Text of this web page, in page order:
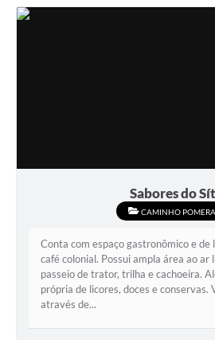
Sabores do
CAMINHO
Conta com espaço gastronômico e de
café colonial. Possui ampla área ao ar
passeio de trator, trilha e cachoeira.
própria de licores, doces e conservas.
através de...